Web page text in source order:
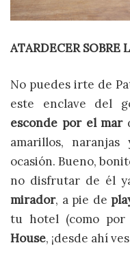
ATARDECER SOBRE
No puedes irte de
este enclave del
esconde por el mar
amarillos,
ocasión. Bueno,
no disfrutar de él
mirador, a pie de
tu hotel (como
House, ¡desde ahí